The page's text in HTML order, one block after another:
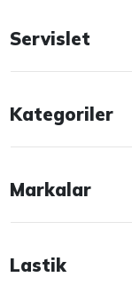
Servislet
Kategoriler
Markalar
Lastik